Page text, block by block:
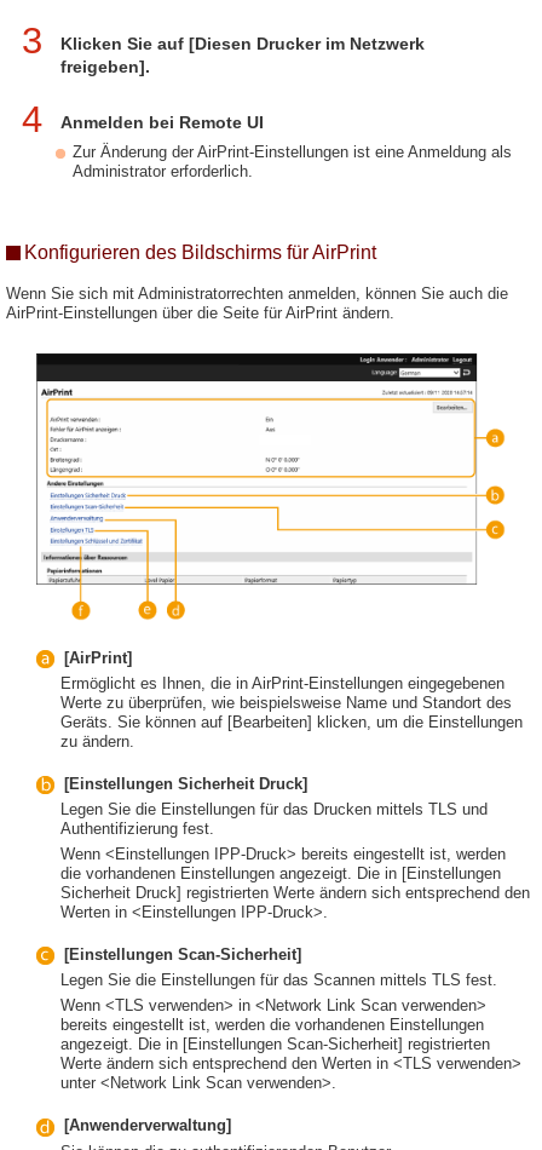
3
Klicken Sie auf [Diesen Drucker im Netzwerk
freigeben].
4 Anmelden bei Remote UI
Zur Änderung der AirPrint-Einstellungen ist eine Anmeldung als
Administrator erforderlich.
Konfigurieren des Bildschirms für AirPrint
Wenn Sie sich mit Administratorrechten anmelden, können Sie auch die
AirPrint-Einstellungen über die Seite für AirPrint ändern.
[AirPrint]
Ermöglicht es Ihnen, die in AirPrint-Einstellungen eingegebenen
Werte zu überprüfen, wie beispielsweise Name und Standort des
Geräts. Sie können auf [Bearbeiten] klicken, um die Einstellungen
zu ändern.
[Einstellungen Sicherheit Druck]
Legen Sie die Einstellungen für das Drucken mittels TLS und
Authentifizierung fest.
Wenn <Einstellungen IPP-Druck> bereits eingestellt ist, werden
die vorhandenen Einstellungen angezeigt. Die in [Einstellungen
Sicherheit Druck] registrierten Werte ändern sich entsprechend den
Werten in <Einstellungen IPP-Druck>.
[Einstellungen Scan-Sicherheit]
Legen Sie die Einstellungen für das Scannen mittels TLS fest.
Wenn <TLS verwenden> in <Network Link Scan verwenden>
bereits eingestellt ist, werden die vorhandenen Einstellungen
angezeigt. Die in [Einstellungen Scan-Sicherheit] registrierten
Werte ändern sich entsprechend den Werten in <TLS verwenden>
unter <Network Link Scan verwenden>.
[Anwenderverwaltung]